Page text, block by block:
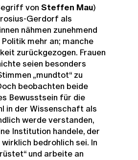
vonSteffen Mau)
Gerdorf als
nähmen zunehmend
mehr an; manche
zurückgezogen. Frauen
seien besonders
„mundtot“ zu
beobachten beide
Bewusstsein für die
in der Wissenschaft als
werde verstanden,
Institution handele, der
bedrohlich sei. In
und arbeite an